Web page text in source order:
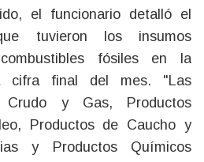
el funcionario detalló el
tuvieron los insumos
fósiles en la
cifra final del mes. "Las
Crudo y Gas, Productos
Productos de Caucho y
y Productos Químicos